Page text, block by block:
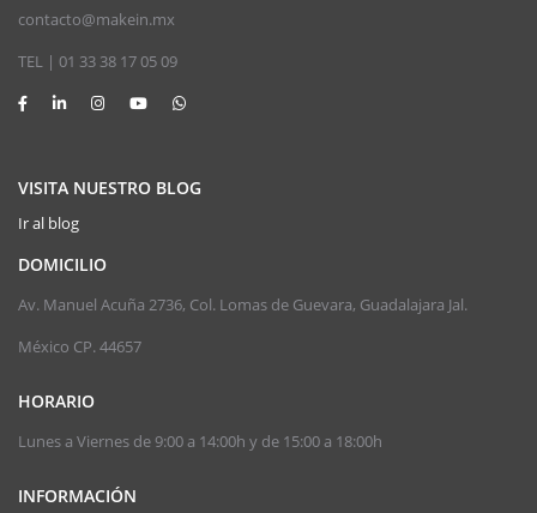
contacto@makein.mx
TEL | 01 33 38 17 05 09
VISITA NUESTRO BLOG
Ir al blog
DOMICILIO
Av. Manuel Acuña 2736, Col. Lomas de Guevara, Guadalajara Jal.
México CP. 44657
HORARIO
Lunes a Viernes de 9:00 a 14:00h y de 15:00 a 18:00h
INFORMACIÓN